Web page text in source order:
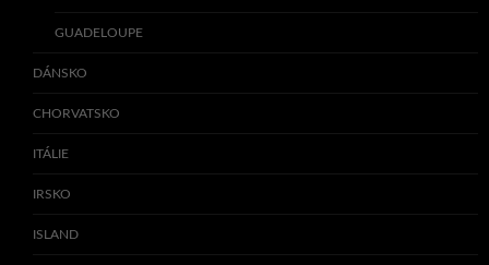
GUADELOUPE
DÁNSKO
CHORVATSKO
ITÁLIE
IRSKO
ISLAND